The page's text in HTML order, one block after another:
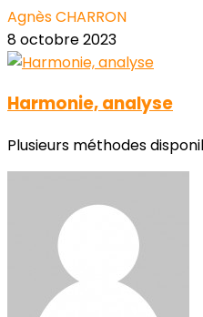
Agnès CHARRON
8 octobre 2023
Harmonie, analyse
Plusieurs méthodes